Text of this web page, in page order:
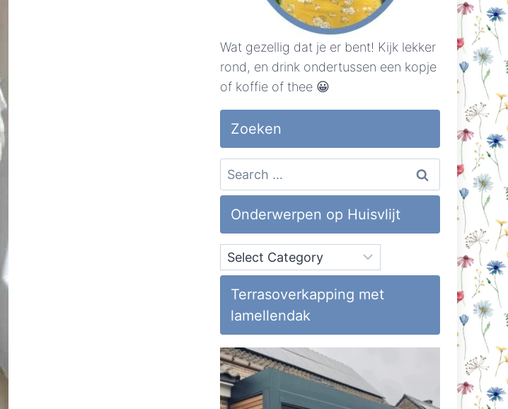
Wat gezellig dat je er bent! Kijk lekker
rond, en drink ondertussen een kopje
of koffie of thee 😀
Zoeken
Search
for:
Onderwerpen op Huisvlijt
Onderwerpen
op
Huisvlijt
Terrasoverkapping met
lamellendak